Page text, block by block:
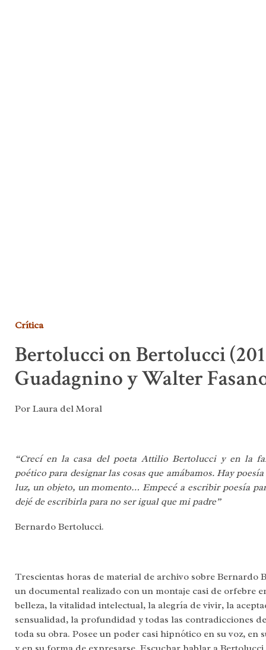
Crítica
Bertolucci on Bertolucci
Guadagnino y Walter
Por Laura del Moral
“Crecí en la casa del poeta Attilio Bertolucci y en la
poético para designar las cosas que amábamos. Hay
luz, un objeto, un momento… Empecé a escribir poesía
dejé de escribirla para no ser igual que mi padre”
Bernardo Bertolucci.
Trescientas horas de material de archivo sobre Bernardo
un documental realizado con un montaje casi de orfebre
belleza, la vitalidad intelectual, la alegría de vivir, la
sensualidad, la profundidad y todas las contradicciones
toda su obra. Posee un poder casi hipnótico en su voz, en